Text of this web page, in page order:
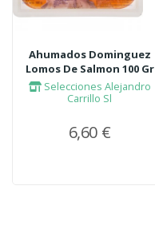
Ahumados Dominguez
Lomos De Salmon 100 Gr
Selecciones Alejandro
Carrillo Sl
6,60 €